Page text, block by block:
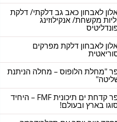
לאבחון כאב גב דלקתי/ דלקת
מקשחת/ אנקילוזינג
לאבחון דלקת מפרקים
"מחלת הלופוס – מחלה הניתנת
ספר קדחת ים תיכונית FMF – היחיד
בארץ ובעולם!